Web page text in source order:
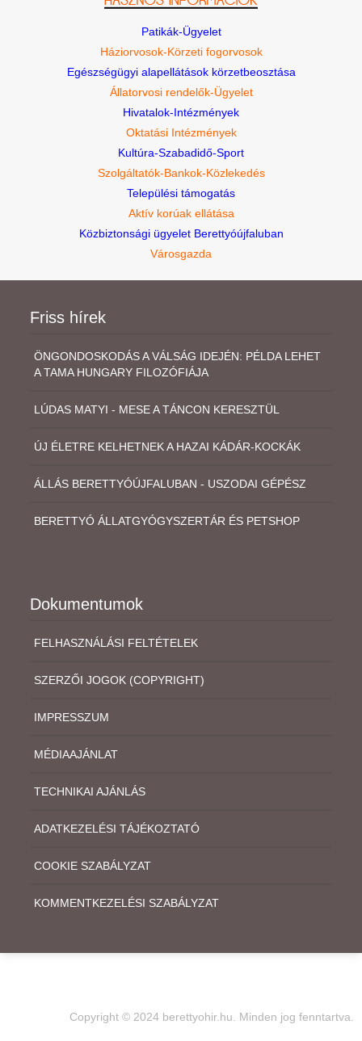
Patikák-Ügyelet
Háziorvosok-Körzeti fogorvosok
Egészségügyi alapellátások körzetbeosztása
Állatorvosi rendelők-Ügyelet
Hivatalok-Intézmények
Oktatási Intézmények
Kultúra-Szabadidő-Sport
Szolgáltatók-Bankok-Közlekedés
Települési támogatás
Aktív korúak ellátása
Közbiztonsági ügyelet Berettyóújfaluban
Városgazda
Friss hírek
ÖNGONDOSKODÁS A VÁLSÁG IDEJÉN: PÉLDA LEHET
A TAMA HUNGARY FILOZÓFIÁJA
LÚDAS MATYI - MESE A TÁNCON KERESZTÜL
ÚJ ÉLETRE KELHETNEK A HAZAI KÁDÁR-KOCKÁK
ÁLLÁS BERETTYÓÚJFALUBAN - USZODAI GÉPÉSZ
BERETTYÓ ÁLLATGYÓGYSZERTÁR ÉS PETSHOP
Dokumentumok
FELHASZNÁLÁSI FELTÉTELEK
SZERZŐI JOGOK (COPYRIGHT)
IMPRESSZUM
MÉDIAAJÁNLAT
TECHNIKAI AJÁNLÁS
ADATKEZELÉSI TÁJÉKOZTATÓ
COOKIE SZABÁLYZAT
KOMMENTKEZELÉSI SZABÁLYZAT
Copyright © 2024 berettyohir.hu. Minden jog fenntartva.